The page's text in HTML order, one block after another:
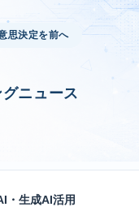
思決定を前へ
ニュース
・生成AI活用